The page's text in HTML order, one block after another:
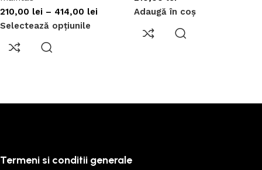
210,00 lei – 414,00 lei
Selectează opțiunile
Adaugă în coș
Termeni si conditii generale